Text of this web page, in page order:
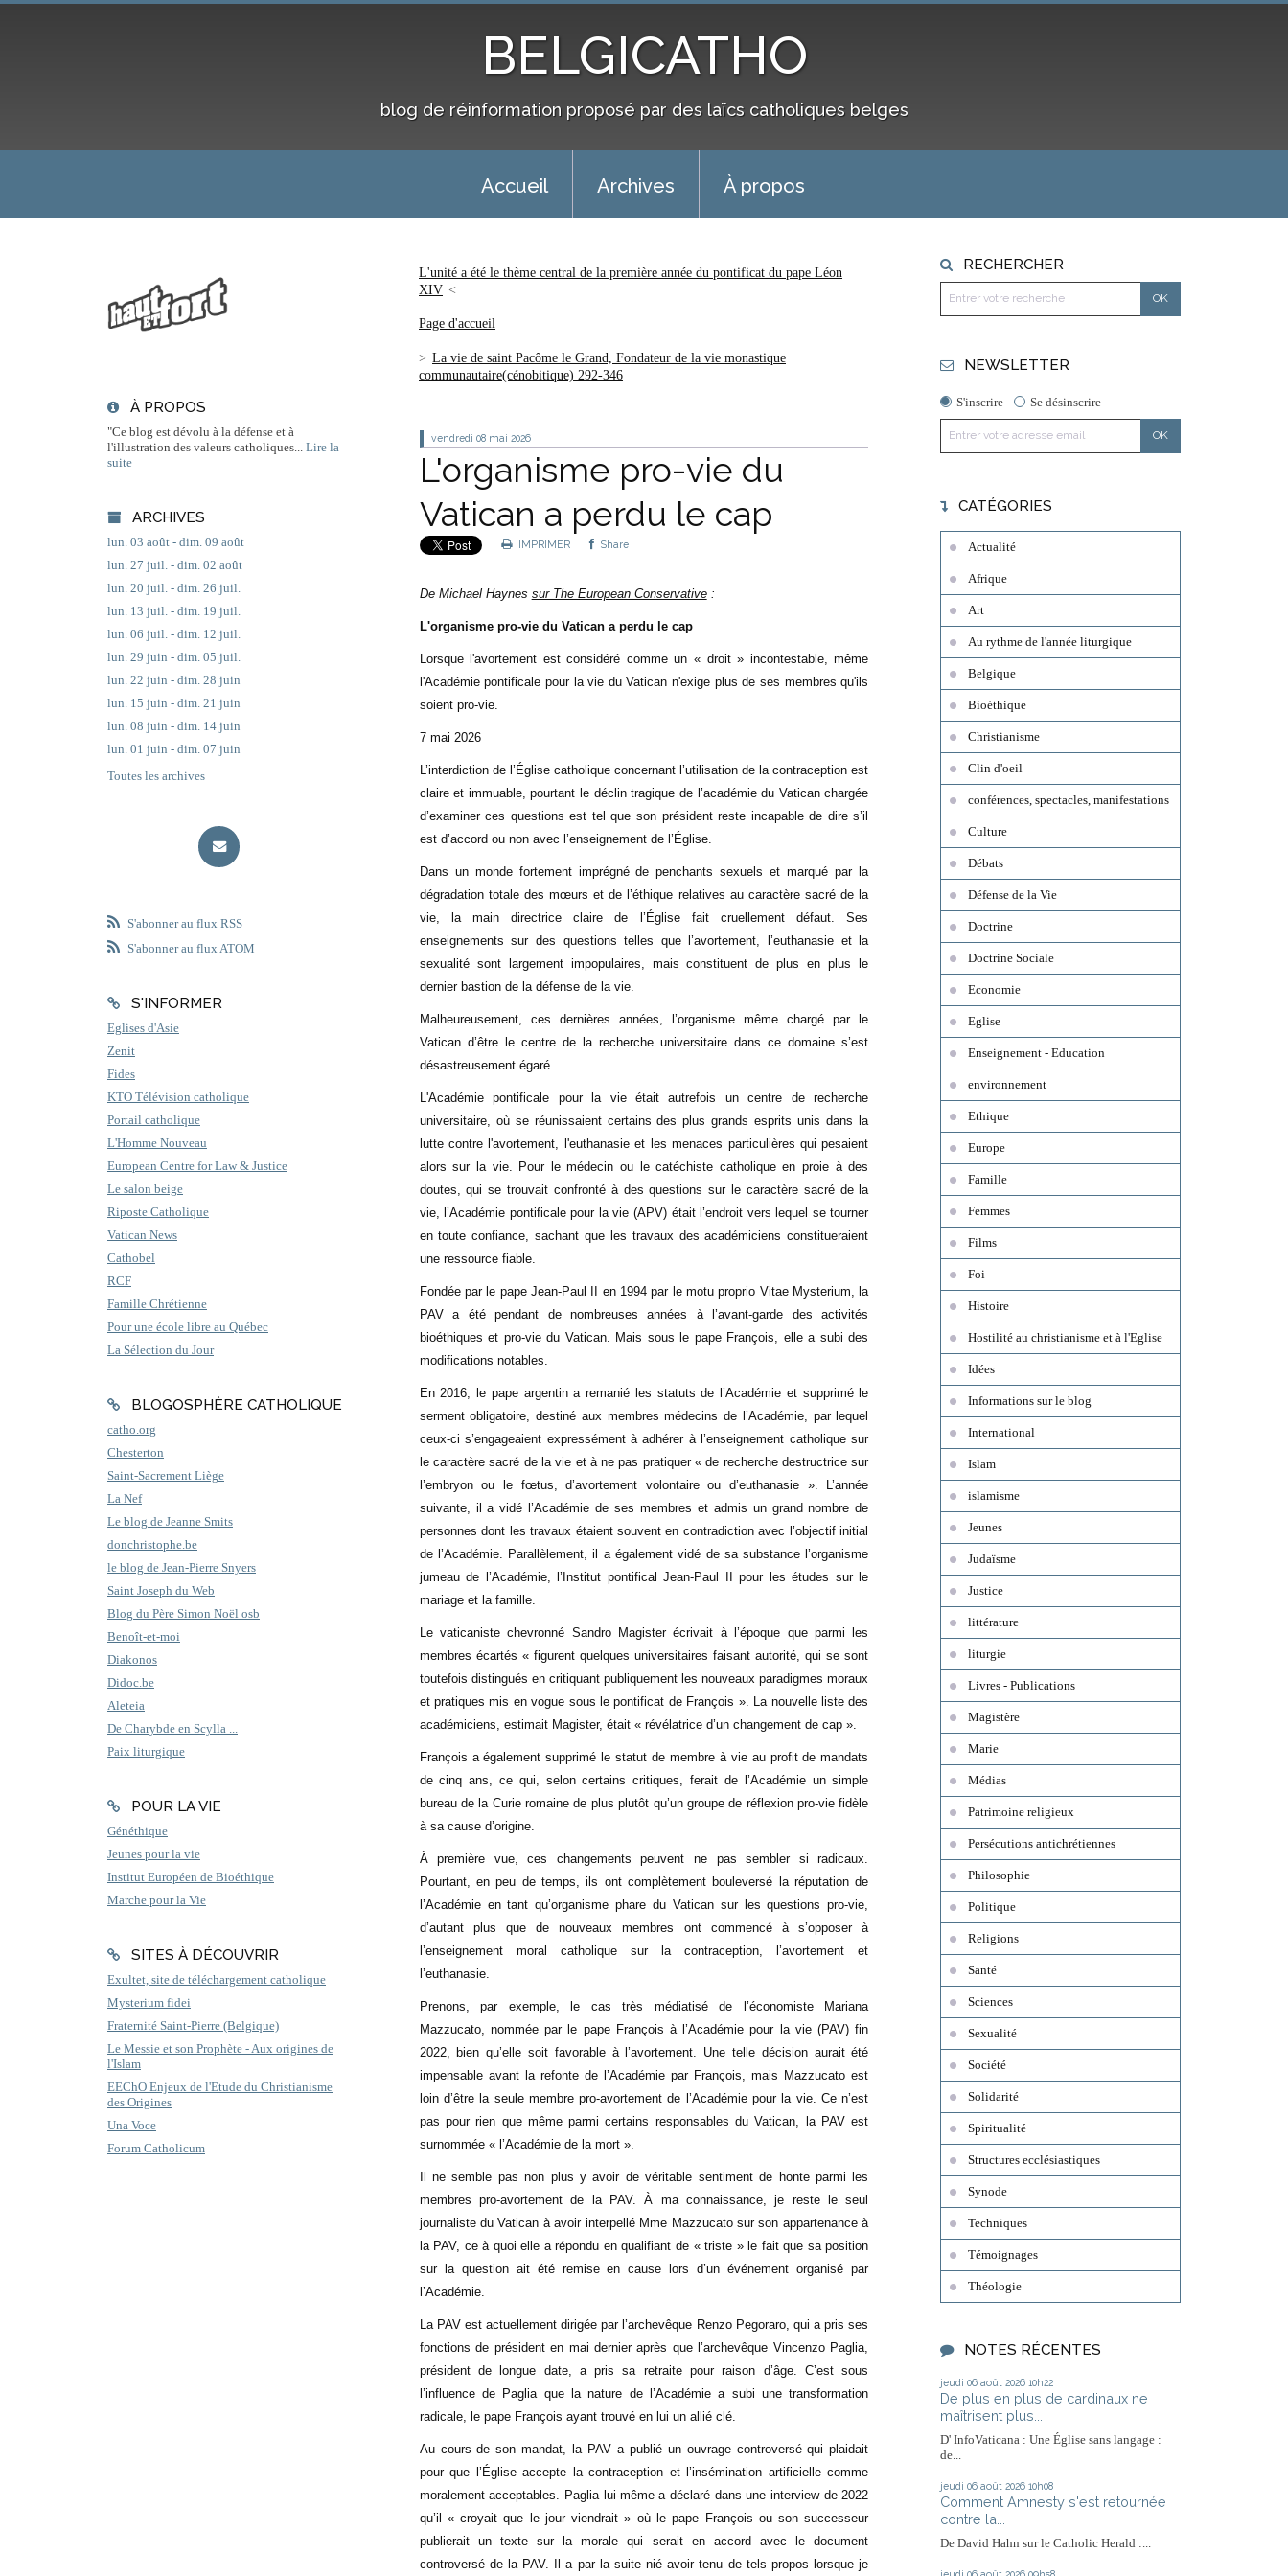
BELGICATHO
blog de réinformation proposé par des laïcs catholiques belges
Accueil Archives À propos
À PROPOS
"Ce blog est dévolu à la défense et à
l'illustration des valeurs catholiques...
Lire la
suite
ARCHIVES
lun. 03 août - dim. 09 août
lun. 27 juil. - dim. 02 août
lun. 20 juil. - dim. 26 juil.
lun. 13 juil. - dim. 19 juil.
lun. 06 juil. - dim. 12 juil.
lun. 29 juin - dim. 05 juil.
lun. 22 juin - dim. 28 juin
lun. 15 juin - dim. 21 juin
lun. 08 juin - dim. 14 juin
lun. 01 juin - dim. 07 juin
Toutes les archives
S'abonner au flux RSS
S'abonner au flux ATOM
S'INFORMER
Eglises d'Asie
Zenit
Fides
KTO Télévision catholique
Portail catholique
L'Homme Nouveau
European Centre for Law & Justice
Le salon beige
Riposte Catholique
Vatican News
Cathobel
RCF
Famille Chrétienne
Pour une école libre au Québec
La Sélection du Jour
BLOGOSPHÈRE CATHOLIQUE
catho.org
Chesterton
Saint-Sacrement Liège
La Nef
Le blog de Jeanne Smits
donchristophe.be
le blog de Jean-Pierre Snyers
Saint Joseph du Web
Blog du Père Simon Noël osb
Benoît-et-moi
Diakonos
Didoc.be
Aleteia
De Charybde en Scylla ...
Paix liturgique
POUR LA VIE
Généthique
Jeunes pour la vie
Institut Européen de Bioéthique
Marche pour la Vie
SITES À DÉCOUVRIR
Exultet, site de téléchargement catholique
Mysterium fidei
Fraternité Saint-Pierre (Belgique)
Le Messie et son Prophète - Aux origines de
l'Islam
EEChO Enjeux de l'Etude du Christianisme
des Origines
Una Voce
Forum Catholicum
L'unité a été le thème central de la première année du pontificat du pape Léon
XIV
Page d'accueil
La vie de saint Pacôme le Grand, Fondateur de la vie monastique
communautaire(cénobitique) 292-346
vendredi 08 mai 2026
L'organisme pro-vie du
Vatican a perdu le cap
IMPRIMER Share
De Michael Haynes sur The European Conservative:
L'organisme pro-vie du Vatican a perdu le cap
Lorsque l'avortement est considéré comme un « droit » incontestable, même
l'Académie pontificale pour la vie du Vatican n'exige plus de ses membres qu'ils
soient pro-vie.
7 mai 2026
L’interdiction de l’Église catholique concernant l’utilisation de la contraception est
claire et immuable, pourtant le déclin tragique de l’académie du Vatican chargée
d’examiner ces questions est tel que son président reste incapable de dire s’il
est d’accord ou non avec l’enseignement de l’Église.
Dans un monde fortement imprégné de penchants sexuels et marqué par la
dégradation totale des mœurs et de l’éthique relatives au caractère sacré de la
vie, la main directrice claire de l’Église fait cruellement défaut. Ses
enseignements sur des questions telles que l’avortement, l’euthanasie et la
sexualité sont largement impopulaires, mais constituent de plus en plus le
dernier bastion de la défense de la vie.
Malheureusement, ces dernières années, l’organisme même chargé par le
Vatican d’être le centre de la recherche universitaire dans ce domaine s’est
désastreusement égaré.
L'Académie pontificale pour la vie était autrefois un centre de recherche
universitaire, où se réunissaient certains des plus grands esprits unis dans la
lutte contre l'avortement, l'euthanasie et les menaces particulières qui pesaient
alors sur la vie. Pour le médecin ou le catéchiste catholique en proie à des
doutes, qui se trouvait confronté à des questions sur le caractère sacré de la
vie, l’Académie pontificale pour la vie (APV) était l’endroit vers lequel se tourner
en toute confiance, sachant que les travaux des académiciens constitueraient
une ressource fiable.
Fondée par le pape Jean-Paul II en 1994 par le motu proprio Vitae Mysterium, la
PAV a été pendant de nombreuses années à l’avant-garde des activités
bioéthiques et pro-vie du Vatican. Mais sous le pape François, elle a subi des
modifications notables.
En 2016, le pape argentin a remanié les statuts de l’Académie et supprimé le
serment obligatoire, destiné aux membres médecins de l’Académie, par lequel
ceux-ci s’engageaient expressément à adhérer à l’enseignement catholique sur
le caractère sacré de la vie et à ne pas pratiquer « de recherche destructrice sur
l’embryon ou le fœtus, d’avortement volontaire ou d’euthanasie ». L’année
suivante, il a vidé l’Académie de ses membres et admis un grand nombre de
personnes dont les travaux étaient souvent en contradiction avec l’objectif initial
de l’Académie. Parallèlement, il a également vidé de sa substance l’organisme
jumeau de l’Académie, l’Institut pontifical Jean-Paul II pour les études sur le
mariage et la famille.
Le vaticaniste chevronné Sandro Magister écrivait à l’époque que parmi les
membres écartés « figurent quelques universitaires faisant autorité, qui se sont
toutefois distingués en critiquant publiquement les nouveaux paradigmes moraux
et pratiques mis en vogue sous le pontificat de François ». La nouvelle liste des
académiciens, estimait Magister, était « révélatrice d’un changement de cap ».
François a également supprimé le statut de membre à vie au profit de mandats
de cinq ans, ce qui, selon certains critiques, ferait de l’Académie un simple
bureau de la Curie romaine de plus plutôt qu’un groupe de réflexion pro-vie fidèle
à sa cause d’origine.
À première vue, ces changements peuvent ne pas sembler si radicaux.
Pourtant, en peu de temps, ils ont complètement bouleversé la réputation de
l’Académie en tant qu’organisme phare du Vatican sur les questions pro-vie,
d’autant plus que de nouveaux membres ont commencé à s’opposer à
l’enseignement moral catholique sur la contraception, l’avortement et
l’euthanasie.
Prenons, par exemple, le cas très médiatisé de l’économiste Mariana
Mazzucato, nommée par le pape François à l’Académie pour la vie (PAV) fin
2022, bien qu’elle soit favorable à l’avortement. Une telle décision aurait été
impensable avant la refonte de l’Académie par François, mais Mazzucato est
loin d’être la seule membre pro-avortement de l’Académie pour la vie. Ce n’est
pas pour rien que même parmi certains responsables du Vatican, la PAV est
surnommée « l’Académie de la mort ».
Il ne semble pas non plus y avoir de véritable sentiment de honte parmi les
membres pro-avortement de la PAV. À ma connaissance, je reste le seul
journaliste du Vatican à avoir interpellé Mme Mazzucato sur son appartenance à
la PAV, ce à quoi elle a répondu en qualifiant de « triste » le fait que sa position
sur la question ait été remise en cause lors d’un événement organisé par
l’Académie.
La PAV est actuellement dirigée par l’archevêque Renzo Pegoraro, qui a pris ses
fonctions de président en mai dernier après que l’archevêque Vincenzo Paglia,
président de longue date, a pris sa retraite pour raison d’âge. C’est sous
l’influence de Paglia que la nature de l’Académie a subi une transformation
radicale, le pape François ayant trouvé en lui un allié clé.
Au cours de son mandat, la PAV a publié un ouvrage controversé qui plaidait
pour que l’Église accepte la contraception et l’insémination artificielle comme
moralement acceptables. Paglia lui-même a déclaré dans une interview de 2022
qu’il « croyait que le jour viendrait » où le pape François ou son successeur
publierait un texte sur la morale qui serait en accord avec le document
controversé de la PAV. Il a par la suite nié avoir tenu de tels propos lorsque je
RECHERCHER
NEWSLETTER
S'inscrire Se désinscrire
CATÉGORIES
Actualité
Afrique
Art
Au rythme de l'année liturgique
Belgique
Bioéthique
Christianisme
Clin d'oeil
conférences, spectacles, manifestations
Culture
Débats
Défense de la Vie
Doctrine
Doctrine Sociale
Economie
Eglise
Enseignement - Education
environnement
Ethique
Europe
Famille
Femmes
Films
Foi
Histoire
Hostilité au christianisme et à l'Eglise
Idées
Informations sur le blog
International
Islam
islamisme
Jeunes
Judaïsme
Justice
littérature
liturgie
Livres - Publications
Magistère
Marie
Médias
Patrimoine religieux
Persécutions antichrétiennes
Philosophie
Politique
Religions
Santé
Sciences
Sexualité
Société
Solidarité
Spiritualité
Structures ecclésiastiques
Synode
Techniques
Témoignages
Théologie
NOTES RÉCENTES
jeudi 06 août 2026 10h22
De plus en plus de cardinaux ne
maîtrisent plus...
D' InfoVaticana : Une Église sans langage :
de...
jeudi 06 août 2026 10h08
Comment Amnesty s'est retournée
contre la...
De David Hahn sur le Catholic Herald :...